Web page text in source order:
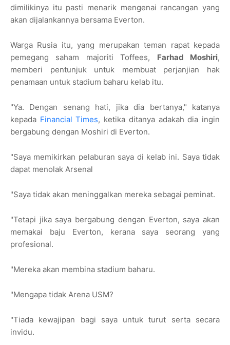
dimilikinya itu pasti menarik mengenai rancangan yang
akan dijalankannya bersama Everton.
Warga Rusia itu, yang merupakan teman rapat kepada
pemegang saham majoriti Toffees, Farhad Moshiri,
memberi pentunjuk untuk membuat perjanjian hak
penamaan untuk stadium baharu kelab itu.
"Ya. Dengan senang hati, jika dia bertanya," katanya
kepada Financial Times, ketika ditanya adakah dia ingin
bergabung dengan Moshiri di Everton.
"Saya memikirkan pelaburan saya di kelab ini. Saya tidak
dapat menolak Arsenal
"Saya tidak akan meninggalkan mereka sebagai peminat.
"Tetapi jika saya bergabung dengan Everton, saya akan
memakai baju Everton, kerana saya seorang yang
profesional.
"Mereka akan membina stadium baharu.
"Mengapa tidak Arena USM?
"Tiada kewajipan bagi saya untuk turut serta secara
invidu.